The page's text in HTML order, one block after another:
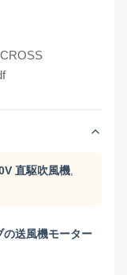
CROSS
直駆吹風機
の送風機モーター